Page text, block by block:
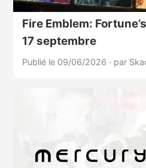
Fire Emblem:
17 septembre
Publié le 09/06/2026 · par